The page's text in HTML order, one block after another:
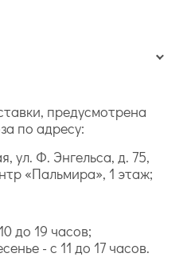
предусмотрена
по адресу:
ул. Ф. Энгельса, д. 75,
«Пальмира», 1 этаж;
до 19 часов;
- с 11 до 17 часов.